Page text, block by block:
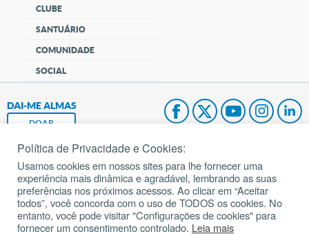
CLUBE
SANTUÁRIO
COMUNIDADE
SOCIAL
DAI-ME ALMAS
DOAR
Fundação João Paulo II
Pedido de Oração
Mapa do site
Política de Privacidade e Cookies:
Usamos cookies em nossos sites para lhe fornecer uma
experiência mais dinâmica e agradável, lembrando as suas
preferências nos próximos acessos. Ao clicar em “Aceitar
todos”, você concorda com o uso de TODOS os cookies. No
entanto, você pode visitar "Configurações de cookies" para
fornecer um consentimento controlado. Leia mais